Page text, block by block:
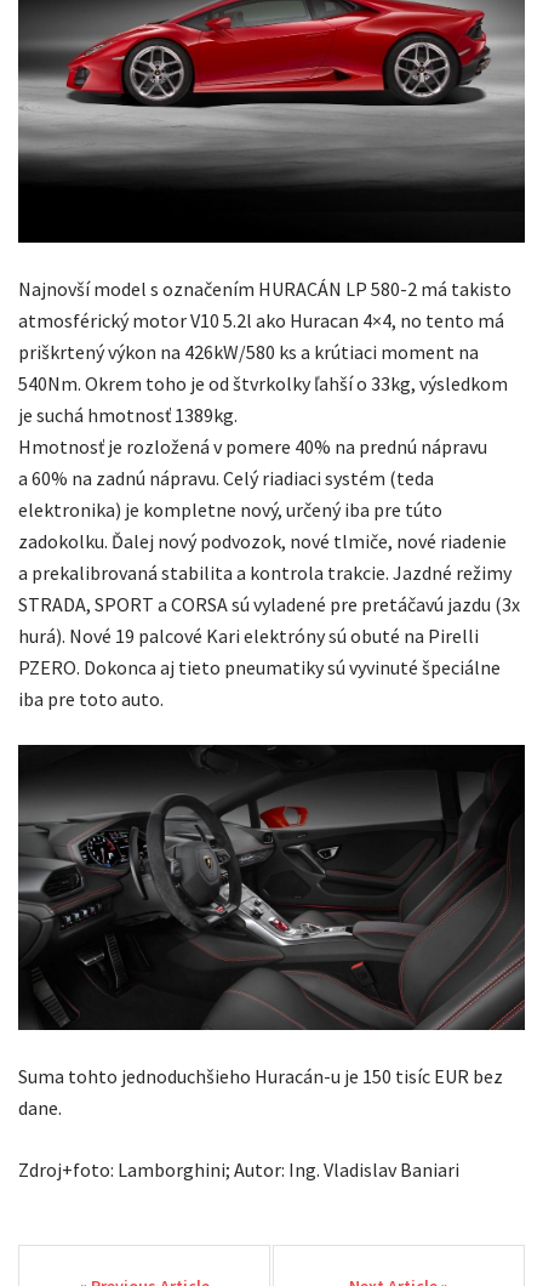
Najnovší model s označením HURACÁN LP 580-2 má takisto
atmosférický motor V10 5.2l ako Huracan 4×4, no tento má
priškrtený výkon na 426kW/580 ks a krútiaci moment na
540Nm. Okrem toho je od štvrkolky ľahší o 33kg, výsledkom
je suchá hmotnosť 1389kg.
Hmotnosť je rozložená v pomere 40% na prednú nápravu
a 60% na zadnú nápravu. Celý riadiaci systém (teda
elektronika) je kompletne nový, určený iba pre túto
zadokolku. Ďalej nový podvozok, nové tlmiče, nové riadenie
a prekalibrovaná stabilita a kontrola trakcie. Jazdné režimy
STRADA, SPORT a CORSA sú vyladené pre pretáčavú jazdu (3x
hurá). Nové 19 palcové Kari elektróny sú obuté na Pirelli
PZERO. Dokonca aj tieto pneumatiky sú vyvinuté špeciálne
iba pre toto auto.
Suma tohto jednoduchšieho Huracán-u je 150 tisíc EUR bez
dane.
Zdroj+foto: Lamborghini; Autor: Ing. Vladislav Baniari